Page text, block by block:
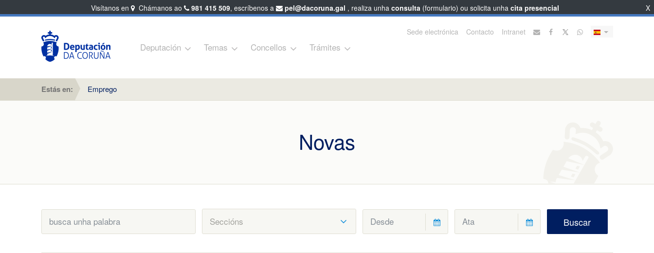
Sede electrónica Contacto Intranet
Deputación Temas Concellos Trámites
Estás en: Emprego
Novas
Buscar
Visítanos en Chámanos ao 981 415 509, escríbenos a pel@dacoruna.gal , realiza unha consulta(formulario) ou solicita unha cita presencial X